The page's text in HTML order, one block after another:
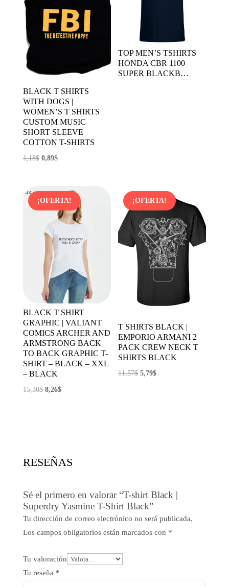
BLACK T SHIRTS
WITH DOGS |
WOMEN’S T SHIRTS
CUSTOM MUSIC
SHORT SLEEVE
COTTON T-SHIRTS
1,18$ El
era:
1,18$.
0,89$El
es:
0,89$.
TOP MEN’S TSHIRTS
HONDA CBR 1100
SUPER BLACKB…
¡OFERTA!
BLACK T SHIRT
GRAPHIC | VALIANT
COMICS ARCHER AND
ARMSTRONG BACK
TO BACK GRAPHIC T-
SHIRT – BLACK – XXL
– BLACK
15,30$ El
8,26$El
¡OFERTA!
T SHIRTS BLACK |
EMPORIO ARMANI 2
PACK CREW NECK T
SHIRTS BLACK
11,57$ El
5,79$El
RESEÑAS
Sé el primero en valorar “T-shirt Black |
Superdry Yasmine T-Shirt Black”
Tu dirección de correo electrónico no será publicada.
Los campos obligatorios están marcados con *
Tu valoración
Tu reseña *